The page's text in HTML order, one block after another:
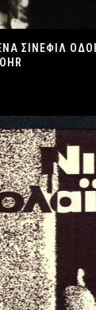
ΣΙΝΕΦΙΛ